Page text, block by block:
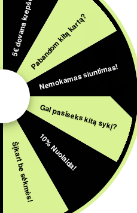
AROMATAI
Fraise Framboise 10ML
tea
4,39
Su PVM
5€ dovana krepšeliui!Pabandom kitą kartą?
Nemokamas siuntimas!
Gal pasiseks kitą sykį?
10% Nuolaida!
Šįkart be sėkmės!